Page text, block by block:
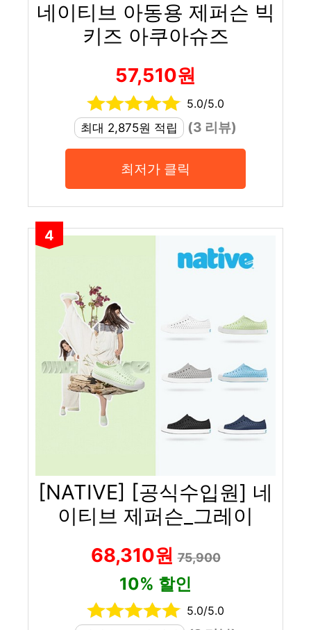
네이티브 아동용 제퍼슨 빅
키즈 아쿠아슈즈
57,510원
5.0/5.0
최대 2,875원 적립
(3 리뷰)
최저가 클릭
4
[NATIVE] [공식수입원] 네
이티브 제퍼슨_그레이
68,310원75,900
10% 할인
5.0/5.0